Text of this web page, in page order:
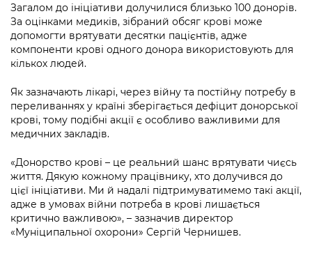
Підприємства, установи, організації
Kyiv International Relations
Річні звіти
Гендерна політика
Безбар'єрність
Портал Захисників та Захисниць
Безбар'єрність
Міський застосунок Київ Цифровий
Важливе під час воєнного стану
Уряд» – місцевий рівень»
Важливе під час воєнного стану
Про відкриті дані
Портал даних Києва
Публічні дашборди
Загалом до ініціативи долучилися близько 100 донорів.
За оцінками медиків, зібраний обсяг крові може
допомогти врятувати десятки пацієнтів, адже
компоненти крові одного донора використовують для
кількох людей.
Як зазначають лікарі, через війну та постійну потребу в
переливаннях у країні зберігається дефіцит донорської
крові, тому подібні акції є особливо важливими для
медичних закладів.
«Донорство крові – це реальний шанс врятувати чиєсь
життя. Дякую кожному працівнику, хто долучився до
цієї ініціативи. Ми й надалі підтримуватимемо такі акції,
адже в умовах війни потреба в крові лишається
критично важливою», – зазначив директор
«Муніципальної охорони» Сергій Чернишев.